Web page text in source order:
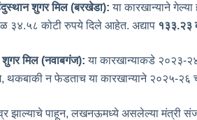
शुगर मिल(बरखेडा): या कारखान्याने
३४.५८ कोटी रुपये दिले आहेत. अद्याप १३३.२३
मिल(नवाबगंज): या कारखान्याकडे २०२३-
थकबाकी न फेडताच या कारखान्याने २०२५-२६
झाल्याचे पाहून, लखनऊमध्ये असलेल्या मंत्री